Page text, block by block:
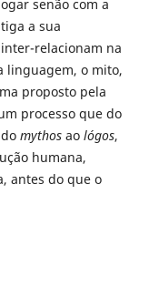
senão com a
a sua
relacionam na
linguagem, o mito,
proposto pela
processo que do
mythos ao lógos,
humana,
antes do que o